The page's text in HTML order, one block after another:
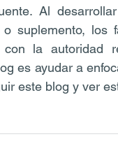
Al
suplemento, los
la autoridad
es ayudar a
este blog y ver